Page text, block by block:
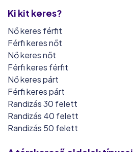
Ki kit keres?
Nő keres férfit
Férfi keres nőt
Nő keres nőt
Férfi keres férfit
Nő keres párt
Férfi keres párt
Randizás 30 felett
Randizás 40 felett
Randizás 50 felett